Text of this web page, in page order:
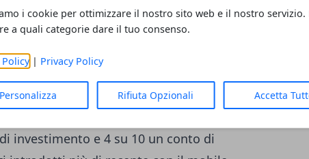
i cookie per ottimizzare il nostro sito web e il nostro servizio.
a quali categorie dare il tuo consenso.
| Privacy Policy
Personalizza Rifiuta Opzionali Accetta
carta Bancomat per 9 clienti bancari su
al conto corrente hanno pure una
una carta di credito, il 67% una
investimento e 4 su 10 un conto di